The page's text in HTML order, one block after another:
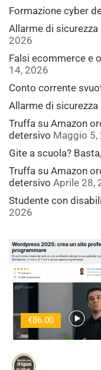
Formazione cyber
Allarme di sicurezza
2026
Falsi ecommerce e
14, 2026
Conto corrente
Allarme di sicurezza
Truffa su Amazon
detersivo Maggio 5,
Gite a scuola?
Truffa su Amazon
detersivo Aprile 28,
Studente con
2026
€86.00